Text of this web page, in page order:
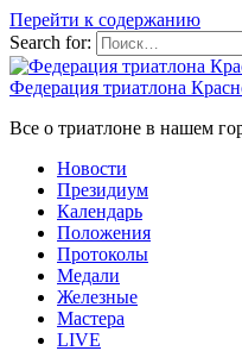
Перейти к содержанию
Search for:
Федерация триатлона
Все о триатлоне в нашем
Новости
Президиум
Календарь
Положения
Протоколы
Медали
Железные
Мастера
LIVE